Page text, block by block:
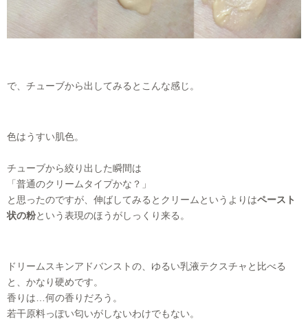
で、チューブから出してみるとこんな感じ。
色はうすい肌色。
チューブから絞り出した瞬間は
「普通のクリームタイプかな？」
と思ったのですが、伸ばしてみるとクリームというよりはペースト
状の粉という表現のほうがしっくり来る。
ドリームスキンアドバンストの、ゆるい乳液テクスチャと比べる
と、かなり硬めです。
香りは…何の香りだろう。
若干原料っぽい匂いがしないわけでもない。